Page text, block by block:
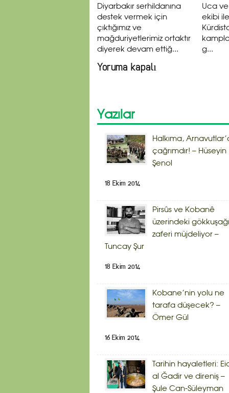
Diyarbakır serhildanına
destek vermek için
çıktığımız ve
mağduriyetlerimiz ortaktır
diyerek devam ettiğ...
Uca ve
ekibi
g...
Yoruma kapalı
Yazılar
Halkıma,
çağrımdır! – Hüseyin
Şenol
18 Ekim 2014
Pirsûs ve Kobanê
üzerindeki gökkuşağı
zaferi müjdeliyor –
Tuncay Şur
18 Ekim 2014
Kobane’nin yolu ne
tarafa düşecek? –
Ömer Gül
16 Ekim 2014
Tarihin hayaletleri:
al Ğadir ve direniş –
Şule Can-Süleyman